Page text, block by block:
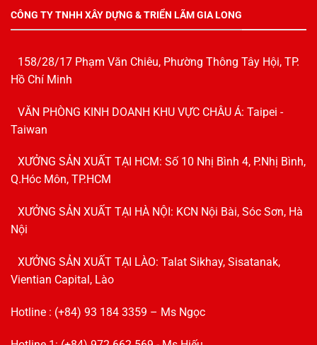
CÔNG TY TNHH XÂY DỰNG & TRIỂN LÃM GIA LONG
158/28/17 Phạm Văn Chiêu, Phường Thông Tây Hội, TP.
Hồ Chí Minh
VĂN PHÒNG KINH DOANH KHU VỰC CHÂU Á: Taipei -
Taiwan
XƯỞNG SẢN XUẤT TẠI HCM: Số 10 Nhị Bình 4, P.Nhị Bình,
Q.Hóc Môn, TP.HCM
XƯỞNG SẢN XUẤT TẠI HÀ NỘI: KCN Nội Bài, Sóc Sơn, Hà
Nội
XƯỞNG SẢN XUẤT TẠI LÀO: Talat Sikhay, Sisatanak,
Vientian Capital, Lào
Hotline : (+84) 93 184 3359 – Ms Ngọc